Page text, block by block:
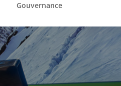
Gouvernance